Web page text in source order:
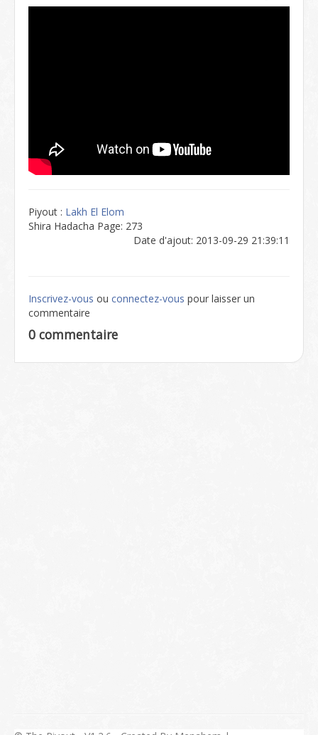
Piyout : Lakh El Elom
Shira Hadacha Page: 273
Date d'ajout: 2013-09-29 21:39:11
Inscrivez-vous ou connectez-vous pour laisser un
commentaire
0 commentaire